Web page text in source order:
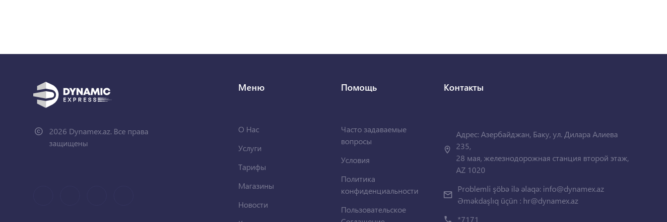
2026 Dynamex.az. Все права
защищены
Меню
О Нас
Услуги
Тарифы
Магазины
Новости
Помощь
Часто задаваемые
вопросы
Условия
Политика
конфиденциальности
Пользовательское
Контакты
Адрес: Азербайджан, Баку, ул. Дилара Алиева
235,
28 мая, железнодорожная станция второй этаж,
AZ 1020
Problemli şöbə ilə əlaqə: info@dynamex.az
Əməkdaşlıq üçün : hr@dynamex.az
*7171